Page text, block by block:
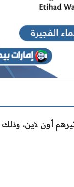
أون لاين،